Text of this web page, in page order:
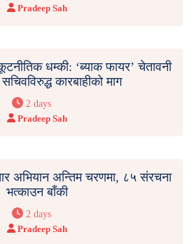
Pradeep Sah
धम्की: ‘ब्याक फायर’ चेतावनी
कारबाहीको माग
2 days
Pradeep Sah
अभियान अन्तिम चरणमा, ८५ संरचना
भत्काउन बाँकी
2 days
Pradeep Sah